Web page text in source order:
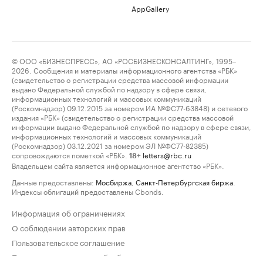
AppGallery
© ООО «БИЗНЕСПРЕСС», АО «РОСБИЗНЕСКОНСАЛТИНГ», 1995–
2026. Сообщения и материалы информационного агентства «РБК»
(свидетельство о регистрации средства массовой информации
выдано Федеральной службой по надзору в сфере связи,
информационных технологий и массовых коммуникаций
(Роскомнадзор) 09.12.2015 за номером ИА №ФС77-63848) и сетевого
издания «РБК» (свидетельство о регистрации средства массовой
информации выдано Федеральной службой по надзору в сфере связи,
информационных технологий и массовых коммуникаций
(Роскомнадзор) 03.12.2021 за номером ЭЛ №ФС77-82385)
сопровождаются пометкой «РБК».
18+ letters@rbc.ru
Владельцем сайта является информационное агентство «РБК».
Данные предоставлены: Мосбиржа Санкт-Петербургская биржа
Индексы облигаций предоставлены Cbonds.
Информация об ограничениях
О соблюдении авторских прав
Пользовательское соглашение